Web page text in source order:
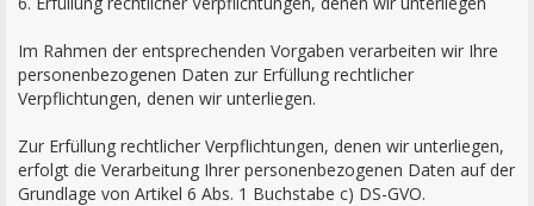
Im Rahmen der entsprechenden Vorgaben verarbeiten wir Ihre
personenbezogenen Daten zur Erfüllung rechtlicher
Verpflichtungen, denen wir unterliegen.
Zur Erfüllung rechtlicher Verpflichtungen, denen wir unterliegen,
erfolgt die Verarbeitung Ihrer personenbezogenen Daten auf der
Grundlage von Artikel 6 Abs. 1 Buchstabe c) DS-GVO.